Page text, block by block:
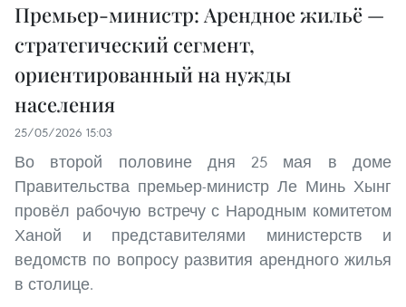
Премьер-министр: Арендное жильё —
стратегический сегмент,
ориентированный на нужды
населения
25/05/2026 15:03
Во второй половине дня 25 мая в доме
Правительства премьер-министр Ле Минь Хынг
провёл рабочую встречу с Народным комитетом
Ханой и представителями министерств и
ведомств по вопросу развития арендного жилья
в столице.